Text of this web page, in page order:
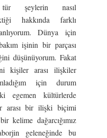
şeylerin nasıl
hakkında farklı
Dünya için
işinin bir parçası
düşünüyorum. Fakat
kişiler arası ilişkiler
için durum
egemen kültürlerde
arası bir ilişki biçimi
kelime dağarcığımız
geleneğinde bu